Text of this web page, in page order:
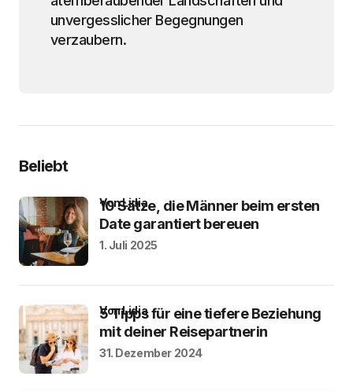
unvergesslicher Begegnungen
verzaubern.
Beliebt
10 Sätze, die Männer beim ersten
Date garantiert bereuen
von Lidia
1. Juli 2025
5 Tipps für eine tiefere Beziehung
mit deiner Reisepartnerin
von Lidia
31. Dezember 2024